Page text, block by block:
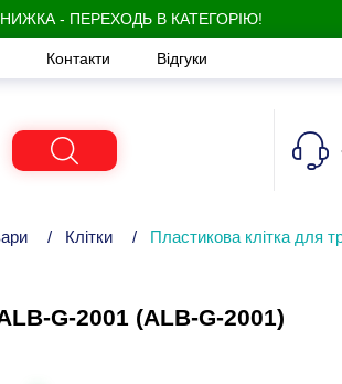
- ПЕРЕХОДЬ В КАТЕГОРІЮ!
Контакти Відгуки
/ Клітки / Пластикова клітка для
G-2001 (ALB-G-2001)